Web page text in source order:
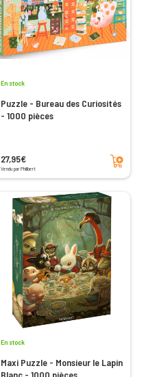
En stock
Puzzle - Bureau des Curiosités
- 1000 pièces
27,95€
Vendu par Philibert
Ajouter au panier
En stock
Maxi Puzzle - Monsieur le Lapin
Blanc - 1000 pièces